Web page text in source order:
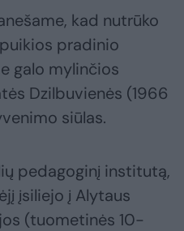
kad nutrūko
pradinio
galo mylinčios
Dzilbuvienės (1966
siūlas.
pedagoginį institutą,
įsiliejo į Alytaus
(tuometinės 10-